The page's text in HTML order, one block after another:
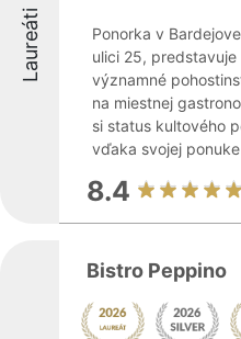
Laureáti
Ponorka v
ulici 25,
významné
na miestnej
si status kultového
vďaka svojej
8.4
Bistro Peppino